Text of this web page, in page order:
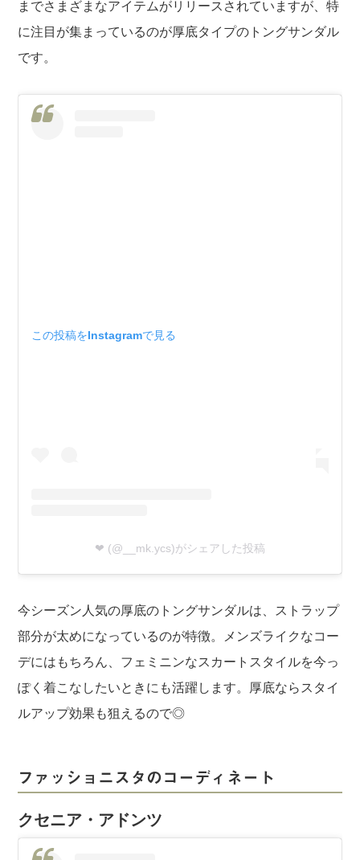
までさまざまなアイテムがリリースされていますが、特
に注目が集まっているのが厚底タイプのトングサンダル
です。
この投稿をInstagramで見る
❤︎ (@__mk.ycs)がシェアした投稿
今シーズン人気の厚底のトングサンダルは、ストラップ
部分が太めになっているのが特徴。メンズライクなコー
デにはもちろん、フェミニンなスカートスタイルを今っ
ぽく着こなしたいときにも活躍します。厚底ならスタイ
ルアップ効果も狙えるので◎
ファッショニスタのコーディネート
クセニア・アドンツ